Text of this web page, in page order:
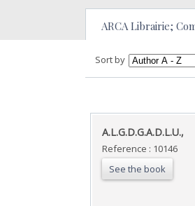
ARCA Librairie;
Sort by
‎A.L.G.D.G.A.D.L.U.,‎
Reference : 10146
See the book